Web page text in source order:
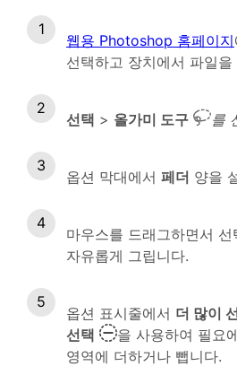
웹용 Photoshop 홈페이지
선택하고 장치에서 파일을
선택 > 올가미 도구 를
옵션 막대에서 페더 양을
마우스를 드래그하면서
자유롭게 그립니다.
옵션 표시줄에서 더 많이
선택
을 사용하여 필요
영역에 더하거나 뺍니다.